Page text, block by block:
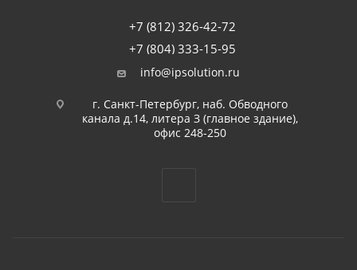
+7 (812) 326-42-72
+7 (804) 333-15-95
info@ipsolution.ru
г. Санкт-Петербург, наб. Обводного
канала д.14, литера З (главное здание),
офис 248-250